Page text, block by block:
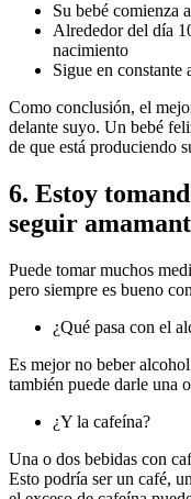
Su bebé comienza
Alrededor del día
nacimiento
Sigue en constante
Como conclusión, el
delante suyo. Un bebé
de que está produciendo
6. Estoy
seguir
Puede tomar muchos
pero siempre es bueno
¿Qué pasa con el
Es mejor no beber
también puede darle una
¿Y la cafeína?
Una o dos bebidas con
Esto podría ser un café,